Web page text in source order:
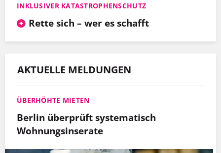
INKLUSIVER KATASTROPHENSCHUTZ
Rette sich – wer es schafft
AKTUELLE MELDUNGEN
ÜBERHÖHTE MIETEN
Berlin überprüft systematisch
Wohnungsinserate